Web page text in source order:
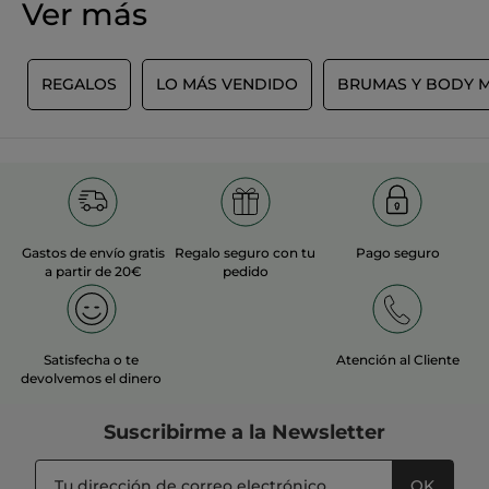
No
AÑADIR UNA RESEÑA
Ver más
REGALOS LO MÁS VENDIDO BRUMAS Y BODY
Gastos de envío gratis
a partir de 20€
Regalo seguro con tu
pedido
Pago seguro
Satisfecha o te
devolvemos el dinero
Atención al Cliente
Suscribirme a la Newsletter